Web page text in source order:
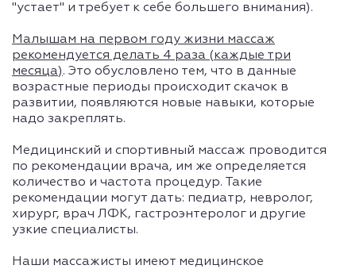
"устает" и требует к себе большего внимания).
Малышам на первом году жизни массаж
рекомендуется делать 4 раза (каждые три
месяца). Это обусловлено тем, что в данные
возрастные периоды происходит скачок в
развитии, появляются новые навыки, которые
надо закреплять.
Медицинский и спортивный массаж проводится
по рекомендации врача, им же определяется
количество и частота процедур. Такие
рекомендации могут дать: педиатр, невролог,
хирург, врач ЛФК, гастроэнтеролог и другие
узкие специалисты.
Наши массажисты имеют медицинское